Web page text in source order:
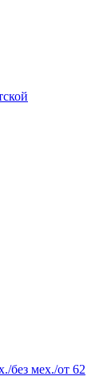
без мех./от 62